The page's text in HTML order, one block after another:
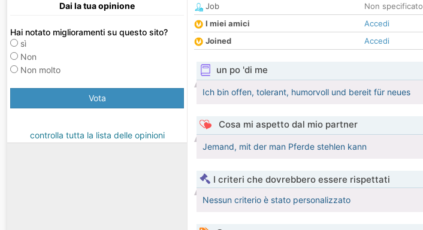
Dai la tua opinione
Hai notato miglioramenti su questo sito?
sì
Non
Non molto
Vota
controlla tutta la lista delle opinioni
Job
Non specificato
I miei amici
Accedi
Joined
Accedi
un po 'di me
Ich bin offen, tolerant, humorvoll und bereit für neues
Cosa mi aspetto dal mio partner
Jemand, mit der man Pferde stehlen kann
I criteri che dovrebbero essere rispettati
Nessun criterio è stato personalizzato